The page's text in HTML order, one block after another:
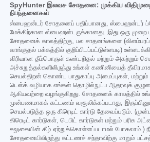
SpyHunter இலவச சோதனை: முக்கிய
நிபந்தனைகள்
ஸ்பைஹன்டர் சோதனைப் பதிப்பானது, ஸ்பைஹன்டர்
மேக்கிற்கான ஸ்பைஹன்டருக்கானது. இது ஒரு முறை
சோதனைக் காலத்திற்கு, பல சாதனங்களை
வாங்குதல் பக்கத்தில் குறிப்பிடப்பட்டுள்ளபடி)
விரிவான தீம்பொருள் கண்டறிதல் மற்றும் அகற்றும்
அச்சுறுத்தல்களிலிருந்து உங்கள் கணினியைத்
செயல்திறன் கொண்ட பாதுகாப்பு அமைப்புகள்,
டெஸ்க் வழியாக எங்கள் தொழில்நுட்ப ஆதரவுக்
ஆகியவற்றை வழங்குகிறது. சோதனைக் காலத்தில்
முன்பணமாகக் கட்டணம் வசூலிக்கப்படாது,
செயல்படுத்த ஒரு கிரெடிட் கார்டு தேவைப்படும்.
கிரெடிட் கார்டுகள், டெபிட் கார்டுகள் மற்றும் பரிசு
சலுகையின் கீழ் ஏற்றுக்கொள்ளப்படாமல் போகலாம்.)
சோதனையிலிருந்து கட்டணச் சந்தாவிற்கு மாறும்